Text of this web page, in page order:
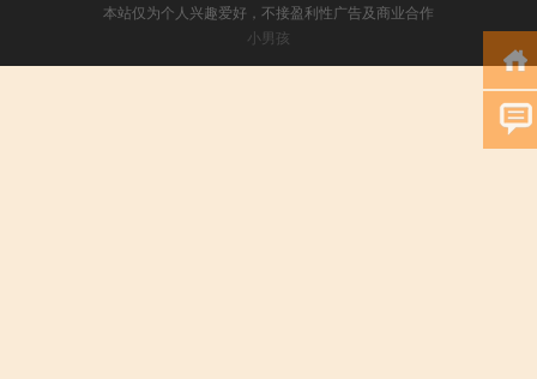
本站仅为个人兴趣爱好，不接盈利性广告及商业合作
小男孩